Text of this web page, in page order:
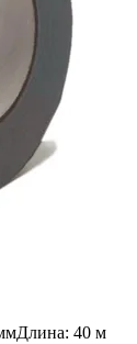
Длина: 40 м